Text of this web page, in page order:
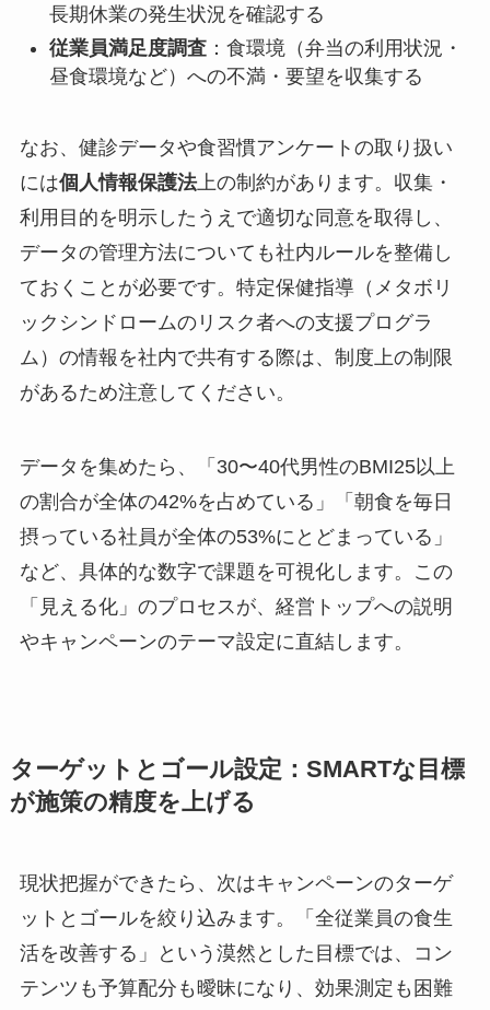
長期休業の発生状況を確認する
従業員満足度調査：食環境（弁当の利用状況・
昼食環境など）への不満・要望を収集する
なお、健診データや食習慣アンケートの取り扱い
には個人情報保護法上の制約があります。収集・
利用目的を明示したうえで適切な同意を取得し、
データの管理方法についても社内ルールを整備し
ておくことが必要です。特定保健指導（メタボリ
ックシンドロームのリスク者への支援プログラ
ム）の情報を社内で共有する際は、制度上の制限
があるため注意してください。
データを集めたら、「30〜40代男性のBMI25以上
の割合が全体の42%を占めている」「朝食を毎日
摂っている社員が全体の53%にとどまっている」
など、具体的な数字で課題を可視化します。この
「見える化」のプロセスが、経営トップへの説明
やキャンペーンのテーマ設定に直結します。
ターゲットとゴール設定：SMARTな目標
が施策の精度を上げる
現状把握ができたら、次はキャンペーンのターゲ
ットとゴールを絞り込みます。「全従業員の食生
活を改善する」という漠然とした目標では、コン
テンツも予算配分も曖昧になり、効果測定も困難